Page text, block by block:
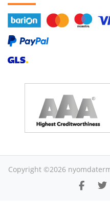
Copyright ©2026